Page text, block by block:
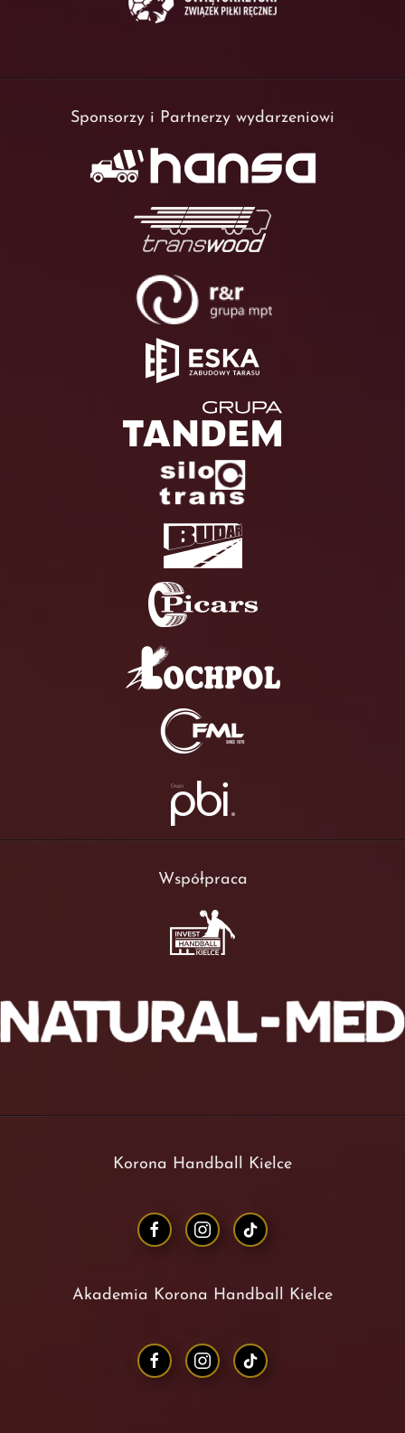
Sponsorzy i Partnerzy wydarzeniowi
Współpraca
Korona Handball Kielce
Akademia Korona Handball Kielce